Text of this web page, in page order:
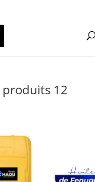
12